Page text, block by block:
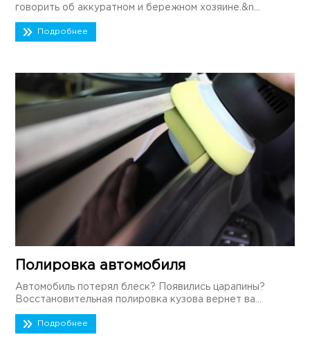
говорить об аккуратном и бережном хозяине.&n...
Подробнее
Полировка автомобиля
Автомобиль потерял блеск? Появились царапины?
Восстановительная полировка кузова вернет ва...
Подробнее